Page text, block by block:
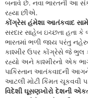
બનાવે છે. નવા ભારતની આ
રહ્યા છીએ.
કોંગ્રેસ હંમેશા આતંકવાદ
સરદાર સાહેબ ઇચ્છતા હતા
ભારતમાં ભળી જાય પરંતુ
કાશ્મીર ઉપર કોંગ્રેસે જે
રહ્યો અને કાશ્મીરનો એક
પાકિસ્તાન આતંકવાદની
આટલી મોટી કિંમત ચૂકવવી
વિદેશી ઘૂસણખોરો દેશની